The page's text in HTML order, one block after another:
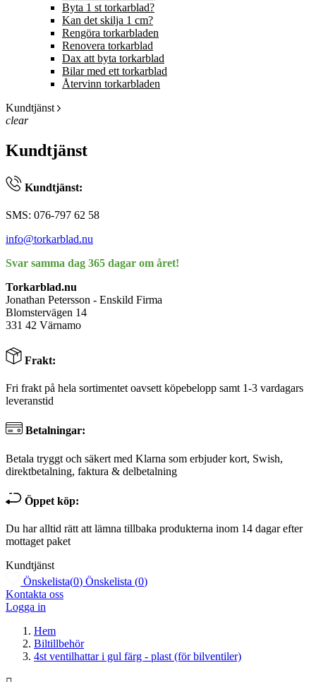
Byta 1 st torkarblad?
Kan det skilja 1 cm?
Rengöra torkarbladen
Renovera torkarblad
Dax att byta torkarblad
Bilar med ett torkarblad
Återvinn torkarbladen
Kundtjänst
clear
Kundtjänst
Kundtjänst:
SMS: 076-797 62 58
info@torkarblad.nu
Svar samma dag 365 dagar om året!
Torkarblad.nu
Jonathan Petersson - Enskild Firma
Blomstervägen 14
331 42 Värnamo
Frakt:
Fri frakt på hela sortimentet oavsett köpebelopp samt 1-3 vardagars
leveranstid
Betalningar:
Betala tryggt och säkert med Klarna som erbjuder kort, Swish,
direktbetalning, faktura & delbetalning
Öppet köp:
Du har alltid rätt att lämna tillbaka produkterna inom 14 dagar efter
mottaget paket
Kundtjänst
Önskelista(0) Önskelista (0)
Kontakta oss
Logga in
Hem
Biltillbehör
4st ventilhattar i gul färg - plast (för bilventiler)